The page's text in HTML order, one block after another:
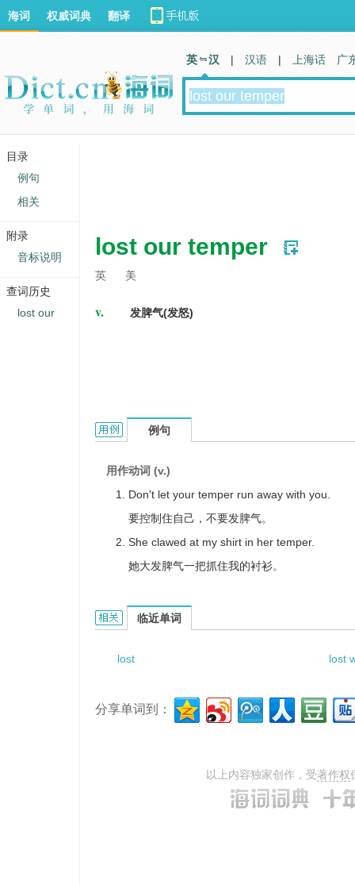
lost our temper
英 美
v. 发脾气(发怒)
lost our temper的用法和样例：
例句
用作动词 (v.)
Don't let your temper run away with you.
要控制住自己，不要发脾气。
She clawed at my shirt in her temper.
她大发脾气一把抓住我的衬衫。
lost our temper的相关资料：
临近单词
lost lost
分享单词到：
以上内容独家创作，受著作权
海词 权威词典 翻译
英 汉 | 汉语 | 上海话 广
目录
例句
相关
附录
音标说明
查词历史
lost our